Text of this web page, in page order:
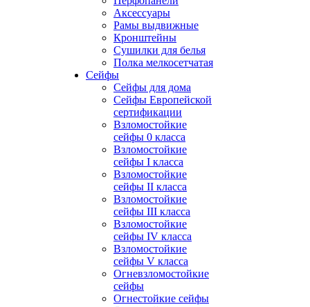
Аксессуары
Рамы выдвижные
Кронштейны
Сушилки для белья
Полка мелкосетчатая
Сейфы
Сейфы для дома
Сейфы Европейской
сертификации
Взломостойкие
сейфы 0 класса
Взломостойкие
сейфы I класса
Взломостойкие
сейфы II класса
Взломостойкие
сейфы III класса
Взломостойкие
сейфы IV класса
Взломостойкие
сейфы V класса
Огневзломостойкие
сейфы
Огнестойкие сейфы